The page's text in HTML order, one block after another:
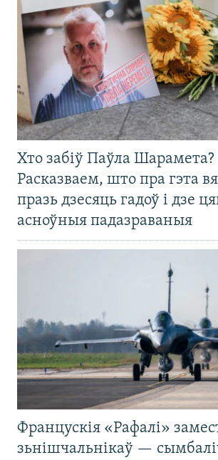
Хто забіў Паўла Шарамета?
Расказваем, што пра гэта
празь дзесяць гадоў і дзе
асноўныя падазраваныя
Францускія «Рафалі»
зьнішчальнікаў —